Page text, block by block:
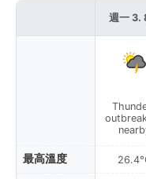
最高溫度
週一 3.